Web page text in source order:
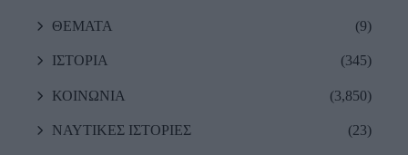
ΘΕΜΑΤΑ (9)
ΙΣΤΟΡΙΑ (345)
ΚΟΙΝΩΝΙΑ (3,850)
ΝΑΥΤΙΚΕΣ ΙΣΤΟΡΙΕΣ (23)